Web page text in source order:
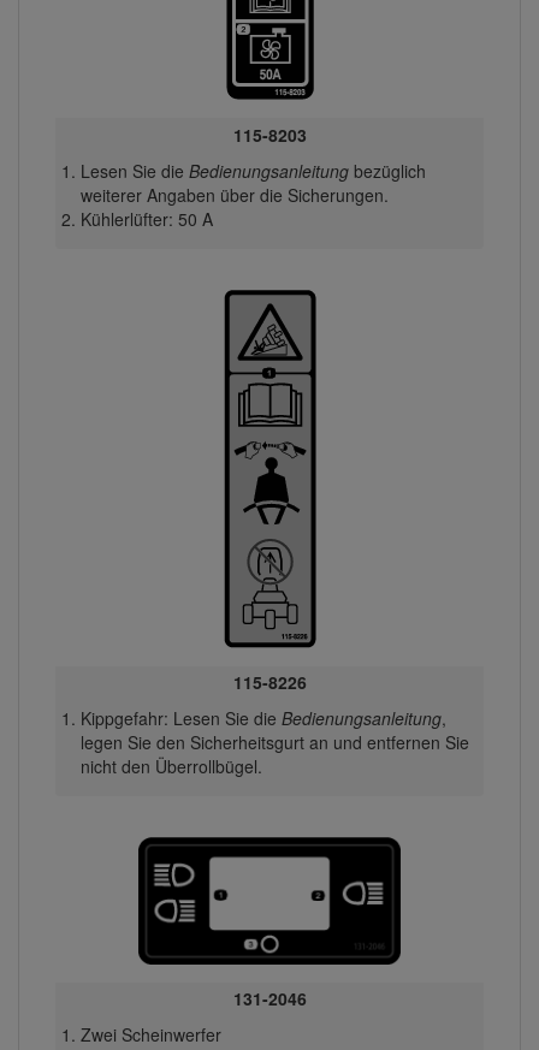
115-8203
Lesen Sie die Bedienungsanleitungbezüglich
weiterer Angaben über die Sicherungen.
Kühlerlüfter: 50 A
115-8226
Kippgefahr: Lesen Sie die Bedienungsanleitung,
legen Sie den Sicherheitsgurt an und entfernen Sie
nicht den Überrollbügel.
131-2046
Zwei Scheinwerfer